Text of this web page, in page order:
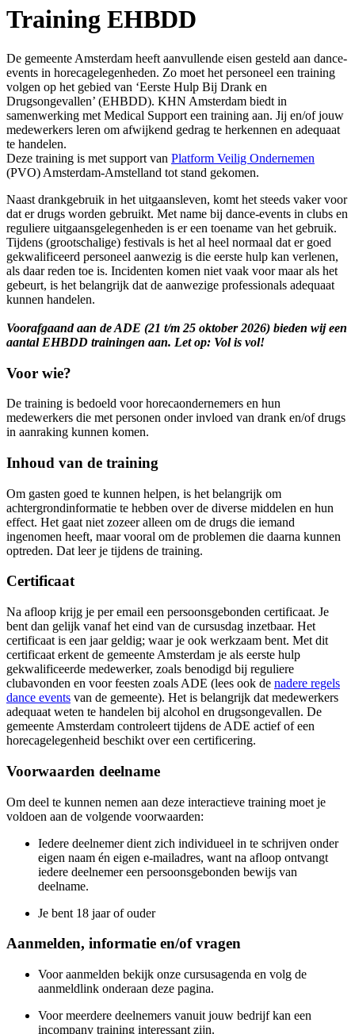
Training EHBDD
De gemeente Amsterdam heeft aanvullende eisen gesteld aan dance-
events in horecagelegenheden. Zo moet het personeel een training
volgen op het gebied van ‘Eerste Hulp Bij Drank en
Drugsongevallen’ (EHBDD). KHN Amsterdam biedt in
samenwerking met Medical Support een training aan. Jij en/of jouw
medewerkers leren om afwijkend gedrag te herkennen en adequaat
te handelen.
Deze training is met support van Platform Veilig Ondernemen
(PVO) Amsterdam-Amstelland tot stand gekomen.
Naast drankgebruik in het uitgaansleven, komt het steeds vaker voor
dat er drugs worden gebruikt. Met name bij dance-events in clubs en
reguliere uitgaansgelegenheden is er een toename van het gebruik.
Tijdens (grootschalige) festivals is het al heel normaal dat er goed
gekwalificeerd personeel aanwezig is die eerste hulp kan verlenen,
als daar reden toe is. Incidenten komen niet vaak voor maar als het
gebeurt, is het belangrijk dat de aanwezige professionals adequaat
kunnen handelen.
Voorafgaand aan de ADE (21 t/m 25 oktober 2026) bieden wij een
aantal EHBDD trainingen aan. Let op: Vol is vol!
Voor wie?
De training is bedoeld voor horecaondernemers en hun
medewerkers die met personen onder invloed van drank en/of drugs
in aanraking kunnen komen.
Inhoud van de training
Om gasten goed te kunnen helpen, is het belangrijk om
achtergrondinformatie te hebben over de diverse middelen en hun
effect. Het gaat niet zozeer alleen om de drugs die iemand
ingenomen heeft, maar vooral om de problemen die daarna kunnen
optreden. Dat leer je tijdens de training.
Certificaat
Na afloop krijg je per email een persoonsgebonden certificaat. Je
bent dan gelijk vanaf het eind van de cursusdag inzetbaar. Het
certificaat is een jaar geldig; waar je ook werkzaam bent. Met dit
certificaat erkent de gemeente Amsterdam je als eerste hulp
gekwalificeerde medewerker, zoals benodigd bij reguliere
clubavonden en voor feesten zoals ADE (lees ook de nadere regels
dance events van de gemeente). Het is belangrijk dat medewerkers
adequaat weten te handelen bij alcohol en drugsongevallen. De
gemeente Amsterdam controleert tijdens de ADE actief of een
horecagelegenheid beschikt over een certificering.
Voorwaarden deelname
Om deel te kunnen nemen aan deze interactieve training moet je
voldoen aan de volgende voorwaarden:
Iedere deelnemer dient zich individueel in te schrijven onder
eigen naam én eigen e-mailadres, want na afloop ontvangt
iedere deelnemer een persoonsgebonden bewijs van
deelname.
Je bent 18 jaar of ouder
Aanmelden, informatie en/of vragen
Voor aanmelden bekijk onze cursusagenda en volg de
aanmeldlink onderaan deze pagina.
Voor meerdere deelnemers vanuit jouw bedrijf kan een
incompany training interessant zijn.